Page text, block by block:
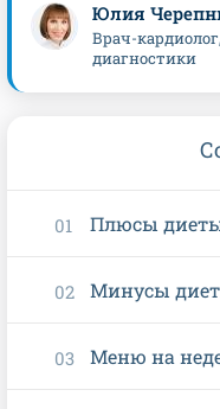
Юлия
Врач-
диагностики
Плюсы
Минусы
Меню на